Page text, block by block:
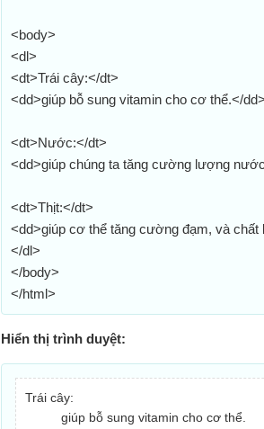
<body>
<dl>
<dt>Trái cây:</dt>
<dd>giúp bỗ sung vitamin cho cơ thể.</dd>
<dt>Nước:</dt>
<dd>giúp chúng ta tăng cường lượng
<dt>Thịt:</dt>
<dd>giúp cơ thể tăng cường đạm, và chất
</dl>
</body>
</html>
Hiển thị trình duyệt:
Trái cây:
giúp bỗ sung vitamin cho cơ thể.